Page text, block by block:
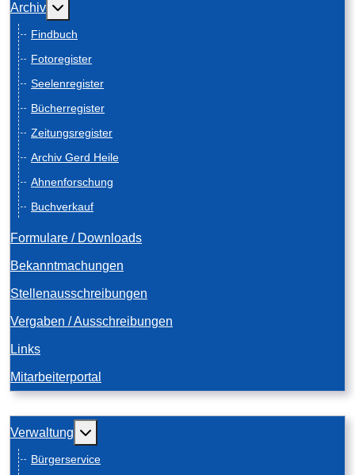
Archiv Weitere Informationen: Archiv
Findbuch
Fotoregister
Seelenregister
Bücherregister
Zeitungsregister
Archiv Gerd Heile
Ahnenforschung
Buchverkauf
Formulare / Downloads
Bekanntmachungen
Stellenausschreibungen
Vergaben / Ausschreibungen
Links
Mitarbeiterportal
Verwaltung Weitere Informationen: Verwaltung
Bürgerservice